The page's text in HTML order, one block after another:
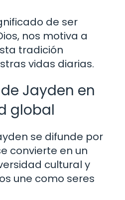
de ser
nos motiva a
tradición
vidas diarias.
Jayden en
global
se difunde por
convierte en un
cultural y
une como seres